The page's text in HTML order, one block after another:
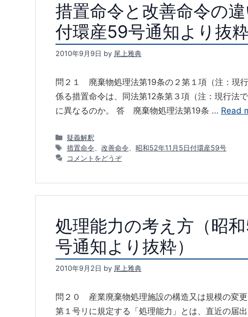
措置命令と改善命令の
付環産59号通知より抜粋
2010年9月9日 by 尾上雅典
問２１ 廃棄物処理法第19条の２第１項（注：現
係る措置命令は、同法第12条第３項（注：現行法
に異なるのか。 答 廃棄物処理法第19条 … Read
カ
テ
ゴ
疑義解釈
タ
グ
措置命令 、改善命令
昭和52年11月5日付環産59号
コメントをどうぞ
処理能力の考え方（昭
号通知より抜粋）
2010年9月2日 by 尾上雅典
問２０ 産業廃棄物処理施設の構造又は規模の変
第１号リに規定する「処理能力」とは、直近の届